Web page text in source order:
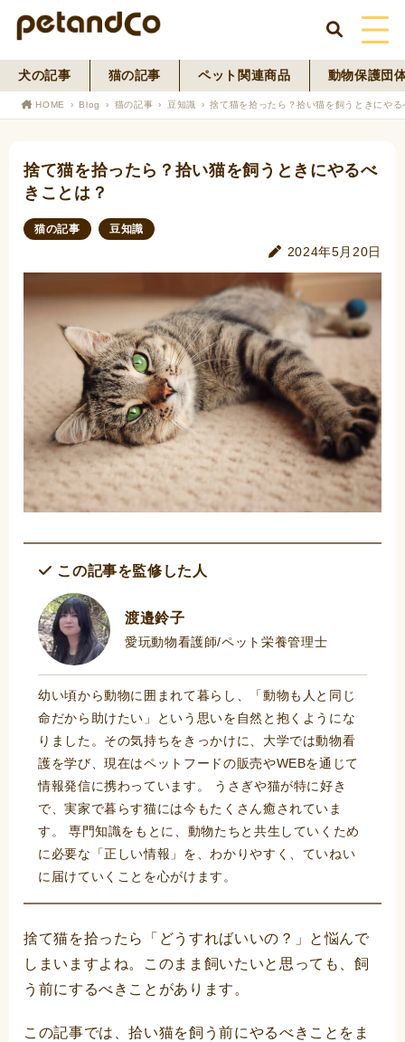
HOME
寄付活動
犬の記事 猫の記事 ペット関連商品 動物保護団
HOME Blog 猫の記事 豆知識 捨て猫を拾ったら？拾い猫を飼うときにや
捨て猫を拾ったら？拾い猫を飼うときにやるべ
きことは？
猫の記事 豆知識
2024年5月20日
この記事を監修した人
渡邉鈴子
愛玩動物看護師/ペット栄養管理士
幼い頃から動物に囲まれて暮らし、「動物も人と同じ
命だから助けたい」という思いを自然と抱くようにな
りました。その気持ちをきっかけに、大学では動物看
護を学び、現在はペットフードの販売やWEBを通じて
情報発信に携わっています。 うさぎや猫が特に好き
で、実家で暮らす猫には今もたくさん癒されていま
す。 専門知識をもとに、動物たちと共生していくため
に必要な「正しい情報」を、わかりやすく、ていねい
に届けていくことを心がけます。
捨て猫を拾ったら「どうすればいいの？」と悩んで
しまいますよね。このまま飼いたいと思っても、飼
う前にするべきことがあります。
この記事では、拾い猫を飼う前にやるべきことをま